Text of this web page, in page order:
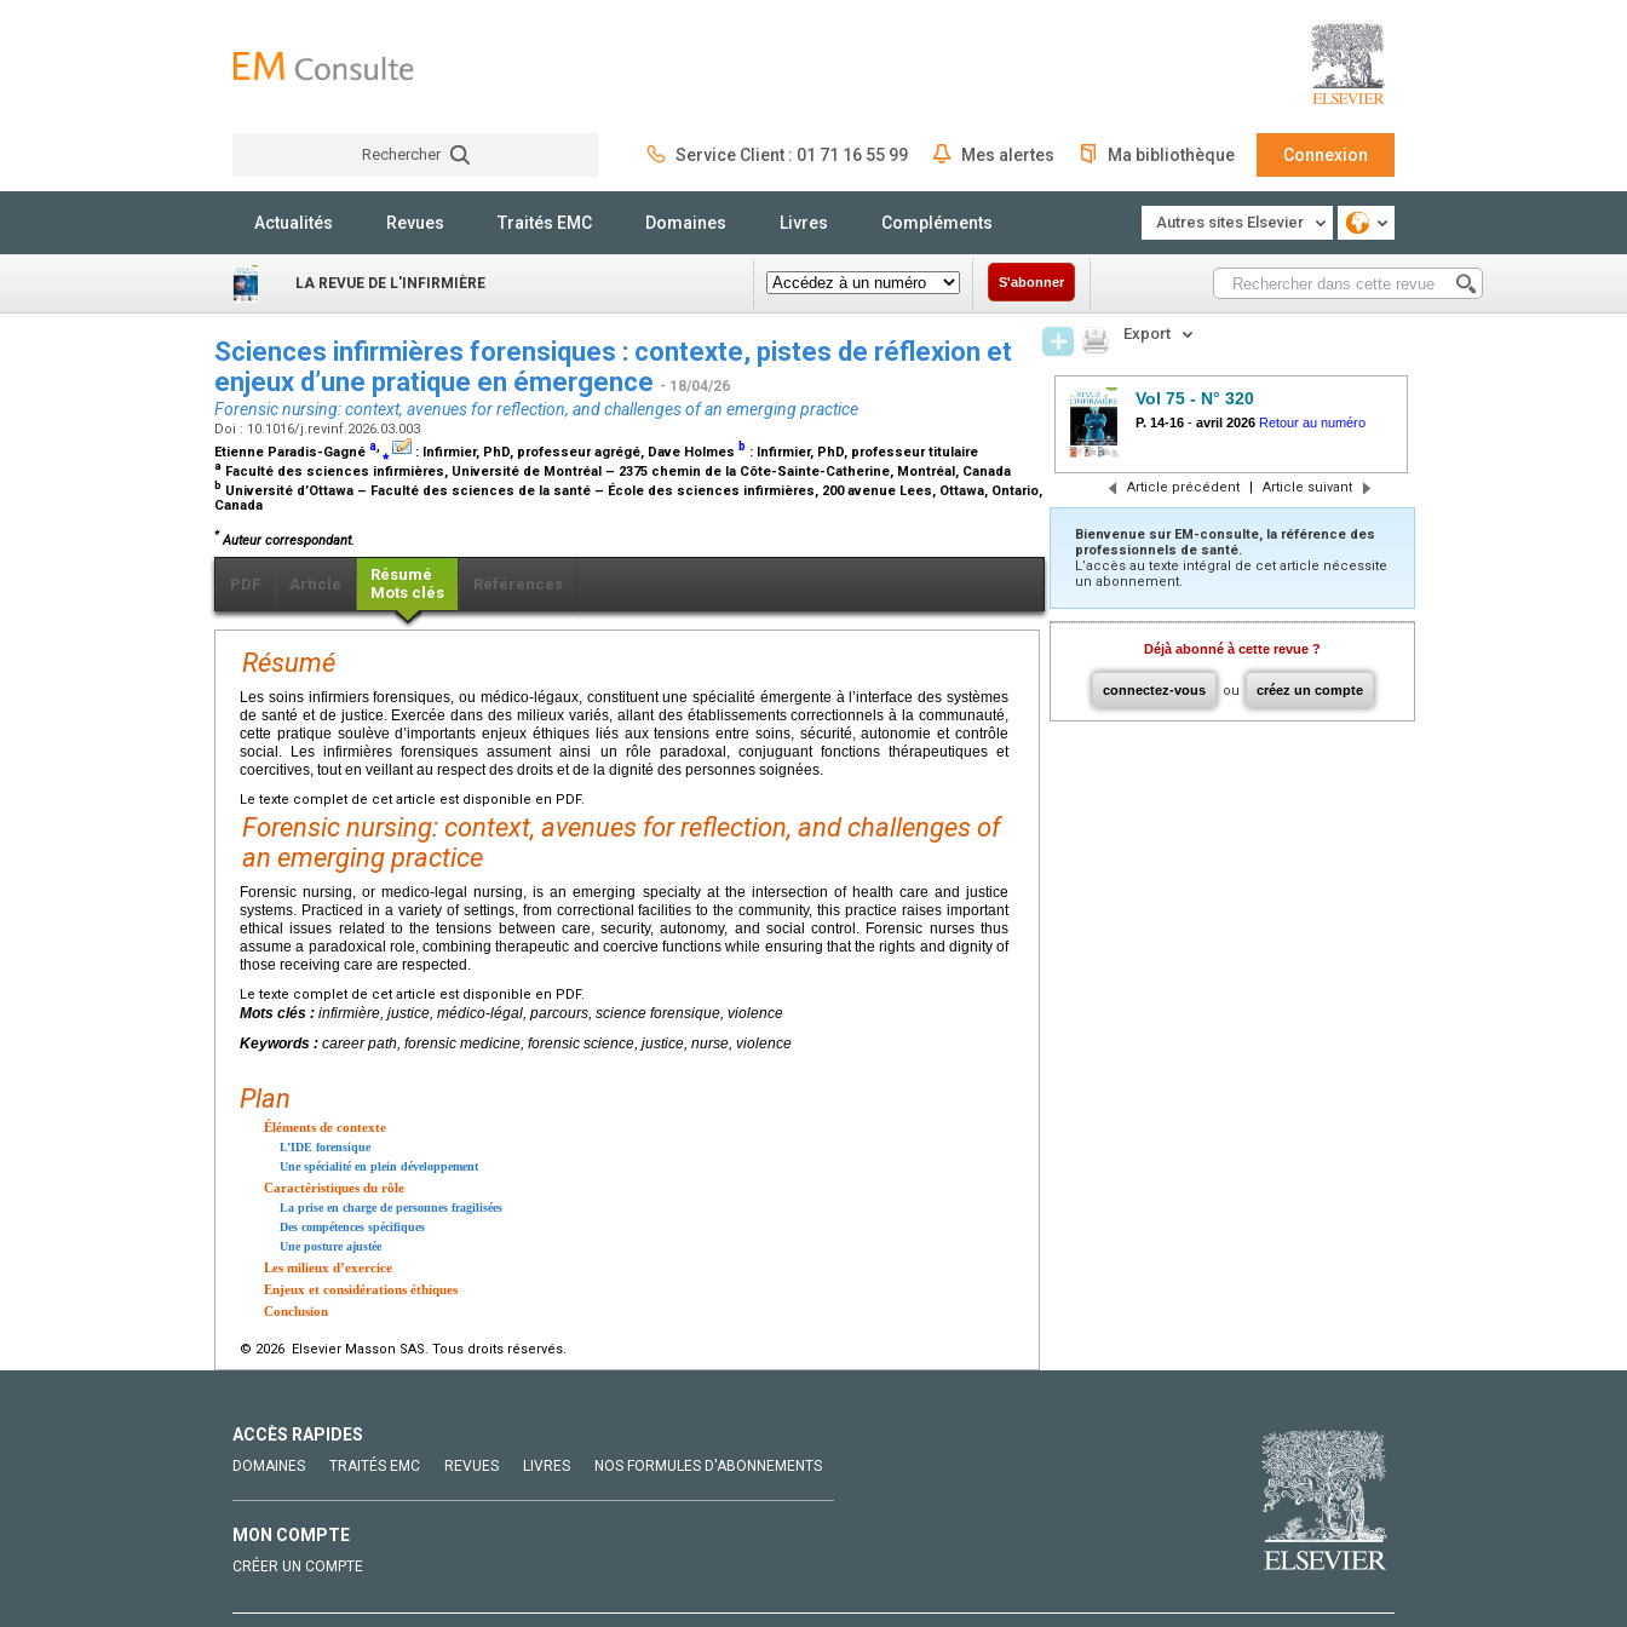
Rechercher Service Client : 01 71 16 55 99 Mes alertes Ma bibliothèque Connexion
Actualités Revues Traités EMC Domaines Livres Compléments Autres sites Elsevier
LA REVUE DE L'INFIRMIÈRE S'abonner
Sciences infirmières forensiques : contexte, pistes de réflexion et
enjeux d’une pratique en émergence - 18/04/26
Forensic nursing: context, avenues for reflection, and challenges of an emerging practice
Doi : 10.1016/j.revinf.2026.03.003
Etienne Paradis-Gagné a,⁎ : Infirmier, PhD, professeur agrégé, Dave Holmes b : Infirmier, PhD, professeur titulaire
a Faculté des sciences infirmières, Université de Montréal – 2375 chemin de la Côte-Sainte-Catherine, Montréal, Canada
b Université d’Ottawa – Faculté des sciences de la santé – École des sciences infirmières, 200 avenue Lees, Ottawa, Ontario,
Canada
* Auteur correspondant.
PDF Article
Résumé
Mots clés
Références
Résumé
Les soins infirmiers forensiques, ou médico-légaux, constituent une spécialité émergente à l’interface des systèmes
de santé et de justice. Exercée dans des milieux variés, allant des établissements correctionnels à la communauté,
cette pratique soulève d’importants enjeux éthiques liés aux tensions entre soins, sécurité, autonomie et contrôle
social. Les infirmières forensiques assument ainsi un rôle paradoxal, conjuguant fonctions thérapeutiques et
coercitives, tout en veillant au respect des droits et de la dignité des personnes soignées.
Le texte complet de cet article est disponible en PDF.
Forensic nursing: context, avenues for reflection, and challenges of
an emerging practice
Forensic nursing, or medico-legal nursing, is an emerging specialty at the intersection of health care and justice
systems. Practiced in a variety of settings, from correctional facilities to the community, this practice raises important
ethical issues related to the tensions between care, security, autonomy, and social control. Forensic nurses thus
assume a paradoxical role, combining therapeutic and coercive functions while ensuring that the rights and dignity of
those receiving care are respected.
Le texte complet de cet article est disponible en PDF.
Mots clés : infirmière, justice, médico-légal, parcours, science forensique, violence
Keywords : career path, forensic medicine, forensic science, justice, nurse, violence
Plan
Éléments de contexte
L’IDE forensique
Une spécialité en plein développement
Caractéristiques du rôle
La prise en charge de personnes fragilisées
Des compétences spécifiques
Une posture ajustée
Les milieux d’exercice
Enjeux et considérations éthiques
Conclusion
© 2026 Elsevier Masson SAS. Tous droits réservés.
Export
Vol 75 - N° 320
P. 14-16 - avril 2026 Retour au numéro
Article précédent | Article suivant
Bienvenue sur EM-consulte, la référence des
professionnels de santé.
L’accès au texte intégral de cet article nécessite
un abonnement.
Déjà abonné à cette revue ?
connectez-vous ou créez un compte
ACCÈS RAPIDES
DOMAINES TRAITÉS EMC REVUES LIVRES NOS FORMULES D'ABONNEMENTS
MON COMPTE
CRÉER UN COMPTE